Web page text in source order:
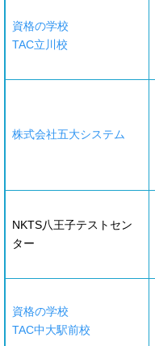
資格の学校
TAC立川校
株式会社五大システム
NKTS八王子テストセン
ター
資格の学校
TAC中大駅前校